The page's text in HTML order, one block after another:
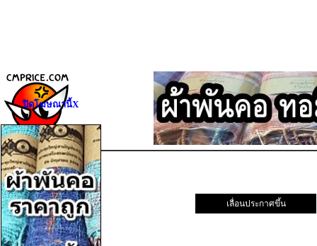
เลื่อนประกาศขึ้น
ปิดโฆษณานี้X